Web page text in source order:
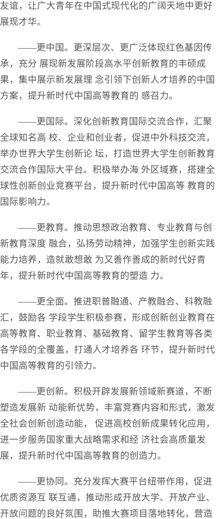
友谊，让广大青年在中国式现代化的广阔天地中更好
展现才华。
——更中国。更深层次、更广泛体现红色基因传
承，充分 展现新发展阶段高水平创新教育的丰硕成
果，集中展示新发展理 念引领下创新人才培养的中国
方案，提升新时代中国高等教育的 感召力。
——更国际。深化创新教育国际交流合作，汇聚
全球知名高 校、企业和创业者，促进中外科技交流，
举办世界大学生创新论 坛，打造世界大学生创新教育
交流合作国际大平台。积极举办海 外区域赛，搭建全
球性创新创业竞赛平台，提升新时代中国高等 教育的
国际影响力。
——更教育。推动思想政治教育、专业教育与创
新教育深度 融合，弘扬劳动精神，加强学生创新实践
能力培养，造就敢想敢 为又善作善成的新时代好青
年，提升新时代中国高等教育的塑造 力。
——更全面。推进职普融通、产教融合、科教融
汇，鼓励各 学段学生积极参赛，形成创新创业教育在
高等教育、职业教育、基础教育、留学生教育等各类
各学段的全覆盖，打通人才培养各 环节，提升新时代
中国高等教育的引领力。
——更创新。积极开辟发展新领域新赛道，不断
塑造发展新 动能新优势，丰富竞赛内容和形式，激发
全社会创新创造动能， 促进高校创新成果转化应用，
进一步服务国家重大战略需求和经 济社会高质量发
展，提升新时代中国高等教育的创造力。
——更协同。充分发挥大赛平台纽带作用，促进
优质资源互 联互通，推动形成开放大学、开放产业、
开放问题的良好氛围，助推大赛项目落地转化，营造